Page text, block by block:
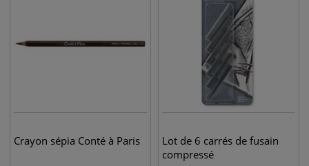
Crayon sépia Conté à Paris
Lot de 6 carrés de fusain
compressé